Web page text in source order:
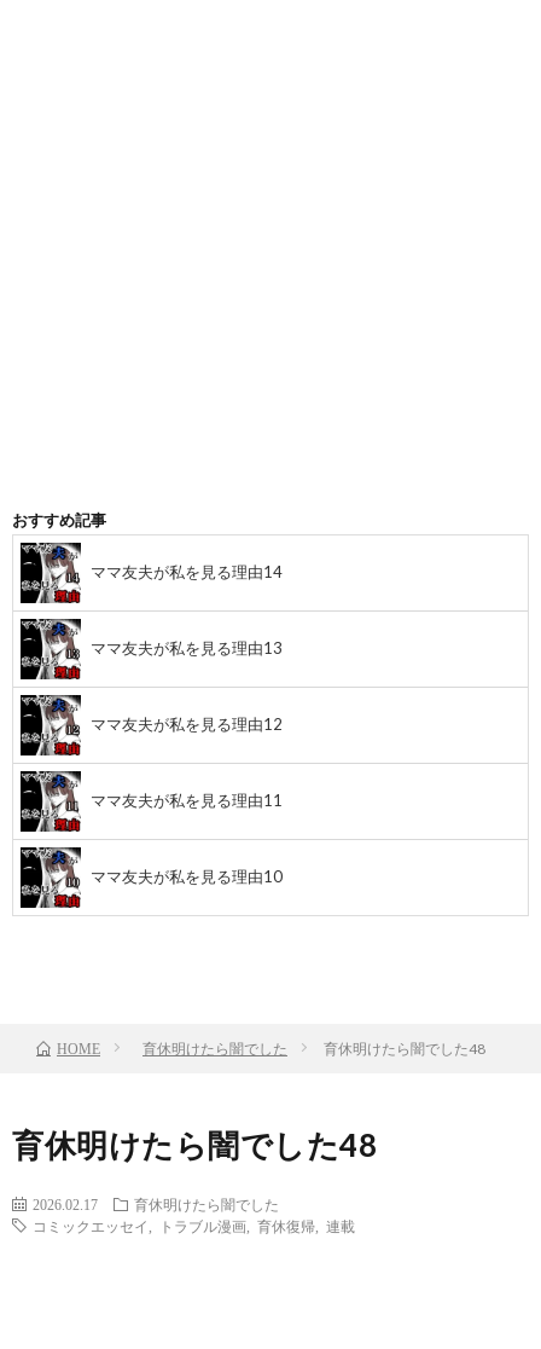
おすすめ記事
ママ友夫が私を見る理由14
ママ友夫が私を見る理由13
ママ友夫が私を見る理由12
ママ友夫が私を見る理由11
ママ友夫が私を見る理由10
HOME 育休明けたら闇でした 育休明けたら闇でした48
育休明けたら闇でした48
2026.02.17
育休明けたら闇でした
コミックエッセイ
トラブル漫画 育休復帰 連載